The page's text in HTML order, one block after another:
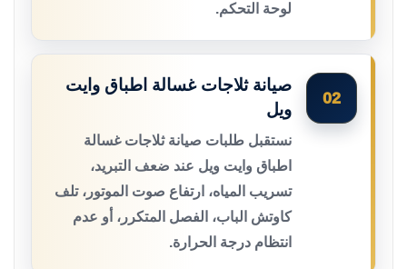
لوحة التحكم.
02
صيانة ثلاجات غسالة اطباق وايت
ويل
نستقبل طلبات صيانة ثلاجات غسالة
اطباق وايت ويل عند ضعف التبريد،
تسريب المياه، ارتفاع صوت الموتور، تلف
كاوتش الباب، الفصل المتكرر، أو عدم
انتظام درجة الحرارة.